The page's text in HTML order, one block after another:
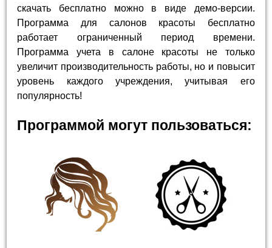
скачать бесплатно можно в виде демо-версии.
Программа для салонов красоты бесплатно
работает ограниченный период времени.
Программа учета в салоне красоты не только
увеличит производительность работы, но и повысит
уровень каждого учреждения, учитывая его
популярность!
Программой могут пользоваться: